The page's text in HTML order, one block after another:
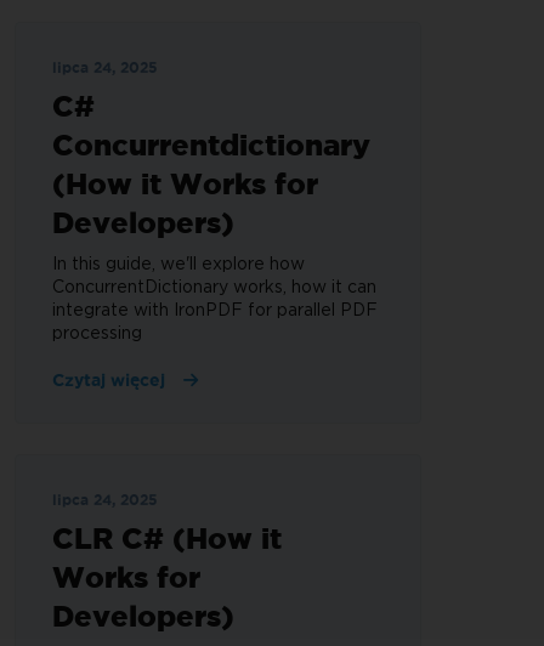
lipca 24, 2025
C#
Concurrentdictionary
(How it Works for
Developers)
In this guide, we'll explore how
ConcurrentDictionary works, how it can
integrate with IronPDF for parallel PDF
processing
Czytaj więcej
lipca 24, 2025
CLR C# (How it
Works for
Developers)